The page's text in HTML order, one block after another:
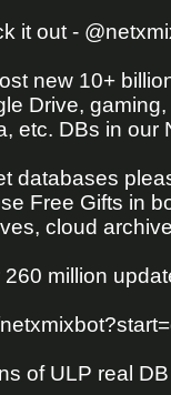
it out -
new 10+
Drive,
etc. DBs in our
databases
Free Gifts in
cloud
260 million
of ULP real